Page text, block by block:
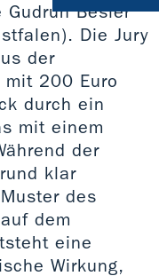
Gudrun Besler
Die Jury
der
mit 200 Euro
durch ein
mit einem
der
klar
des
dem
eine
Wirkung,